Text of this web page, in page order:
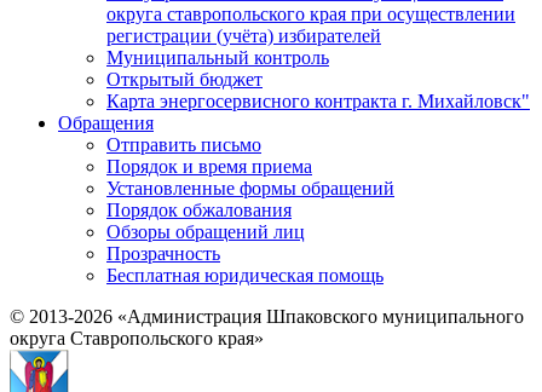
округа ставропольского края при осуществлении
регистрации (учёта) избирателей
Муниципальный контроль
Открытый бюджет
Карта энергосервисного контракта г. Михайловск"
Обращения
Отправить письмо
Порядок и время приема
Установленные формы обращений
Порядок обжалования
Обзоры обращений лиц
Прозрачность
Бесплатная юридическая помощь
© 2013-2026 «Администрация Шпаковского муниципального
округа Ставропольского края»